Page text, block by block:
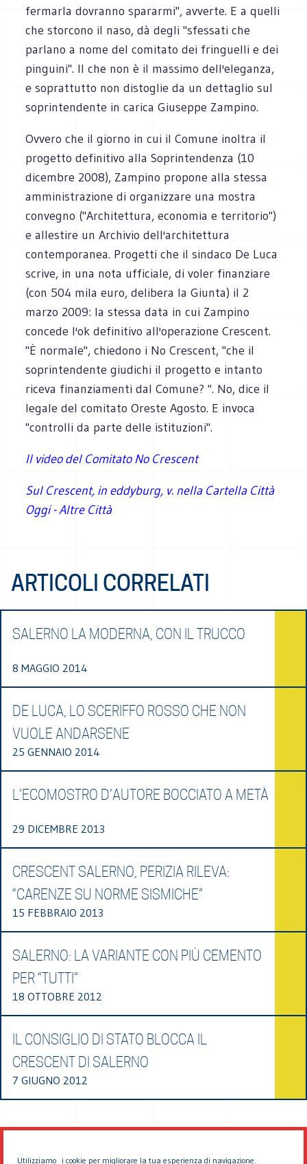
Utilizziamo i cookie per migliorare la tua esperienza di navigazione.
fermarla dovranno spararmi", avverte. E a quelli
che storcono il naso, dà degli "sfessati che
parlano a nome del comitato dei fringuelli e dei
pinguini". Il che non è il massimo dell'eleganza,
e soprattutto non distoglie da un dettaglio sul
soprintendente in carica Giuseppe Zampino.
Ovvero che il giorno in cui il Comune inoltra il
progetto definitivo alla Soprintendenza (10
dicembre 2008), Zampino propone alla stessa
amministrazione di organizzare una mostra
convegno ("Architettura, economia e territorio")
e allestire un Archivio dell'architettura
contemporanea. Progetti che il sindaco De Luca
scrive, in una nota ufficiale, di voler finanziare
(con 504 mila euro, delibera la Giunta) il 2
marzo 2009: la stessa data in cui Zampino
concede l'ok definitivo all'operazione Crescent.
"È normale", chiedono i No Crescent, "che il
soprintendente giudichi il progetto e intanto
riceva finanziamenti dal Comune? ". No, dice il
legale del comitato Oreste Agosto. E invoca
"controlli da parte delle istituzioni".
Il video del Comitato No Crescent
Sul Crescent, in eddyburg, v. nella Cartella Città
Oggi - Altre Città
ARTICOLI CORRELATI
SALERNO LA MODERNA, CON IL TRUCCO
8 MAGGIO 2014
DE LUCA, LO SCERIFFO ROSSO CHE NON
VUOLE ANDARSENE
25 GENNAIO 2014
L’ECOMOSTRO D’AUTORE BOCCIATO A METÀ
29 DICEMBRE 2013
CRESCENT SALERNO, PERIZIA RILEVA:
“CARENZE SU NORME SISMICHE”
15 FEBBRAIO 2013
SALERNO: LA VARIANTE CON PIÙ CEMENTO
PER “TUTTI”
18 OTTOBRE 2012
IL CONSIGLIO DI STATO BLOCCA IL
CRESCENT DI SALERNO
7 GIUGNO 2012